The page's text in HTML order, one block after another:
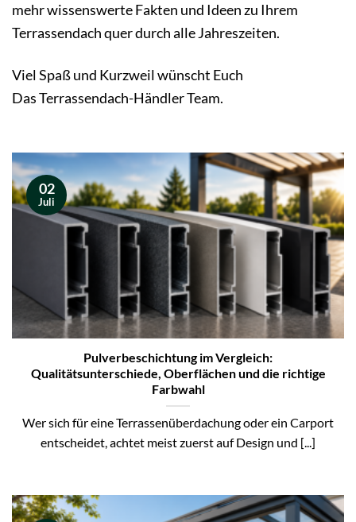
mehr wissenswerte Fakten und Ideen zu Ihrem
Terrassendach quer durch alle Jahreszeiten.
Viel Spaß und Kurzweil wünscht Euch
Das Terrassendach-Händler Team.
Pulverbeschichtung im Vergleich:
Qualitätsunterschiede, Oberflächen und die richtige
Farbwahl
Wer sich für eine Terrassenüberdachung oder ein Carport
entscheidet, achtet meist zuerst auf Design und [...]
02
Juli